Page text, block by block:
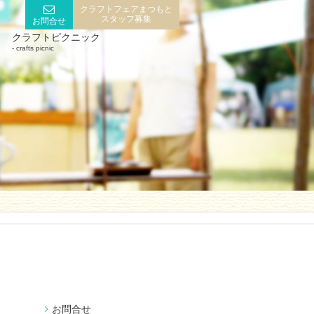
クラフトピクニック
crafts picnic
お問合せ
クラフトフェアまつもと
スタッフ募集
お問合せ